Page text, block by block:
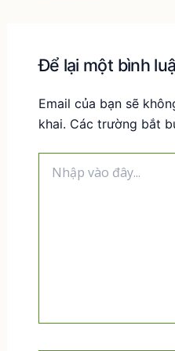
Để lại một bình
Email của bạn sẽ
khai. Các trường bắt
vào